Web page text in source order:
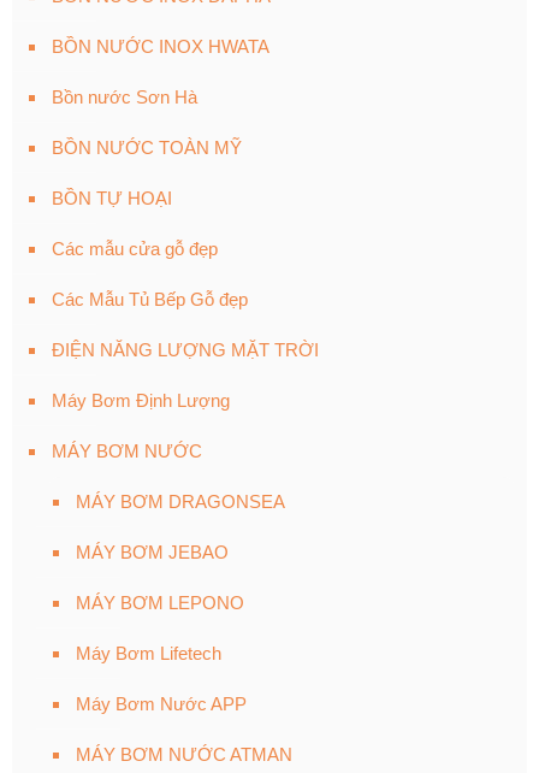
BỒN NƯỚC INOX HWATA
Bồn nước Sơn Hà
BỒN NƯỚC TOÀN MỸ
BỒN TỰ HOẠI
Các mẫu cửa gỗ đẹp
Các Mẫu Tủ Bếp Gỗ đẹp
ĐIỆN NĂNG LƯỢNG MẶT TRỜI
Máy Bơm Định Lượng
MÁY BƠM NƯỚC
MÁY BƠM DRAGONSEA
MÁY BƠM JEBAO
MÁY BƠM LEPONO
Máy Bơm Lifetech
Máy Bơm Nước APP
MÁY BƠM NƯỚC ATMAN